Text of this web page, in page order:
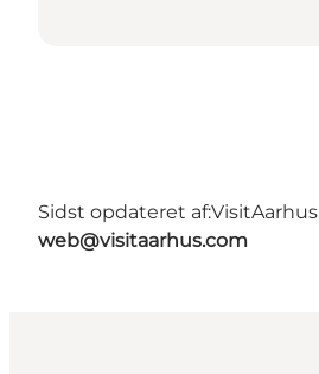
Sidst opdateret af:VisitAarhus
web@visitaarhus.com